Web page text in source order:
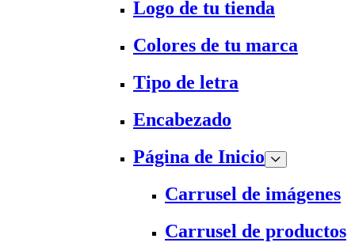
Logo de tu tienda
Colores de tu marca
Tipo de letra
Encabezado
Página de Inicio
Carrusel de imágenes
Carrusel de productos